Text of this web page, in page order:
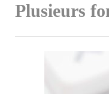
Plusieurs